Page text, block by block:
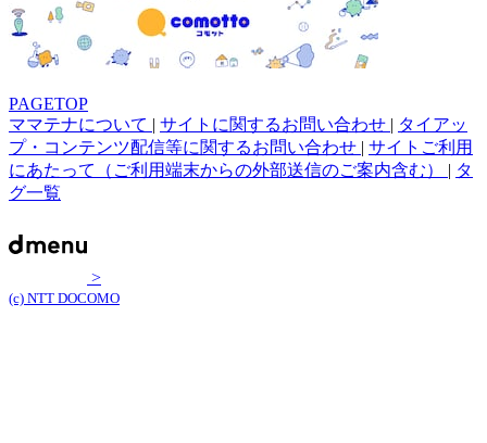
PAGETOP
ママテナについて
サイトに関するお問い合わせ
タイアッ
プ・コンテンツ配信等に関するお問い合わせ
サイトご利用
にあたって（ご利用端末からの外部送信のご案内含む）
タ
グ一覧
>
(c) NTT DOCOMO